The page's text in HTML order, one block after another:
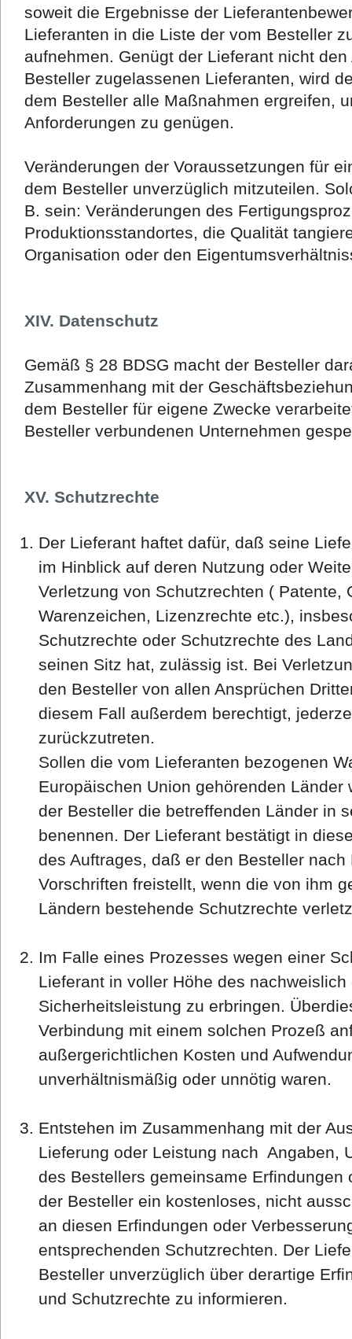
soweit die Ergebnisse der
Lieferanten in die Liste der vom Besteller
aufnehmen. Genügt der Lieferant nicht
Besteller zugelassenen Lieferanten, wird
dem Besteller alle Maßnahmen ergreifen,
Anforderungen zu genügen.
Veränderungen der Voraussetzungen für
dem Besteller unverzüglich mitzuteilen.
B. sein: Veränderungen des
Produktionsstandortes, die Qualität
Organisation oder den
XIV. Datenschutz
Gemäß § 28 BDSG macht der Besteller
Zusammenhang mit der
dem Besteller für eigene Zwecke
Besteller verbundenen Unternehmen
XV. Schutzrechte
Der Lieferant haftet dafür, daß seine
im Hinblick auf deren Nutzung oder
Verletzung von Schutzrechten ( Patente,
Warenzeichen, Lizenzrechte etc.),
Schutzrechte oder Schutzrechte des
seinen Sitz hat, zulässig ist. Bei
den Besteller von allen Ansprüchen
diesem Fall außerdem berechtigt,
zurückzutreten.
Sollen die vom Lieferanten bezogenen
Europäischen Union gehörenden Länder
der Besteller die betreffenden Länder in
benennen. Der Lieferant bestätigt in
des Auftrages, daß er den Besteller
Vorschriften freistellt, wenn die von ihm
Ländern bestehende Schutzrechte
Im Falle eines Prozesses wegen einer
Lieferant in voller Höhe des
Sicherheitsleistung zu erbringen.
Verbindung mit einem solchen Prozeß
außergerichtlichen Kosten und
unverhältnismäßig oder unnötig waren.
Entstehen im Zusammenhang mit der
Lieferung oder Leistung nach Angaben,
des Bestellers gemeinsame Erfindungen
der Besteller ein kostenloses, nicht
an diesen Erfindungen oder
entsprechenden Schutzrechten. Der
Besteller unverzüglich über derartige
und Schutzrechte zu informieren.